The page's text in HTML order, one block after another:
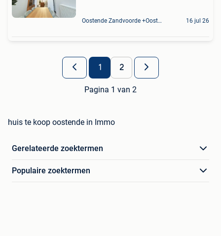
Oostende Zandvoorde +Oostende 16 jul 26
1 2
Pagina 1 van 2
huis te koop oostende in Immo
Gerelateerde zoektermen
Populaire zoektermen